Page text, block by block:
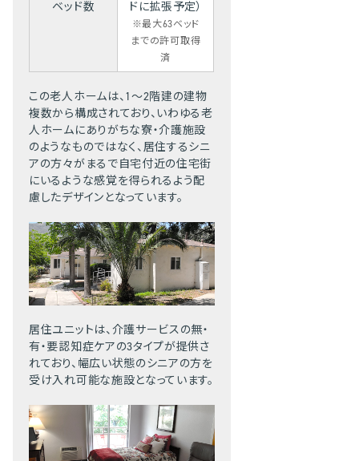
ベッド数
ドに拡張予定）
※最大63ベッド
までの許可取得
済
この老人ホームは、1～2階建の建物
複数から構成されており、いわゆる老
人ホームにありがちな寮・介護施設
のようなものではなく、居住するシニ
アの方々がまるで自宅付近の住宅街
にいるような感覚を得られるよう配
慮したデザインとなっています。
居住ユニットは、介護サービスの無・
有・要認知症ケアの3タイプが提供さ
れており、幅広い状態のシニアの方を
受け入れ可能な施設となっています。